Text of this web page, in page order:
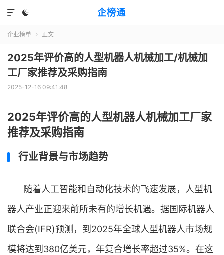
企榜通


企业榜单  正文
2025年评价高的人型机器人机械加工/机械加
工厂家推荐及采购指南
2025-12-16 09:41:48
2025年评价高的人型机器人机械加工厂家
推荐及采购指南
行业背景与市场趋势
随着人工智能和自动化技术的飞速发展，人型机
器人产业正迎来前所未有的增长机遇。据国际机器人
联合会(IFR)预测，到2025年全球人型机器人市场规
模将达到380亿美元，年复合增长率超过35%。在这